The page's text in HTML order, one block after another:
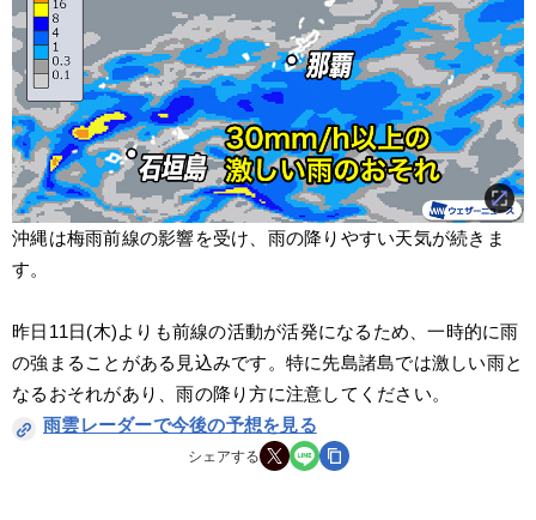
沖縄は梅雨前線の影響を受け、雨の降りやすい天気が続きま
す。
昨日11日(木)よりも前線の活動が活発になるため、一時的に雨
の強まることがある見込みです。特に先島諸島では激しい雨と
なるおそれがあり、雨の降り方に注意してください。
雨雲レーダーで今後の予想を見る
シェアする